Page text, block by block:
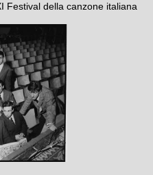
Festival della canzone italiana